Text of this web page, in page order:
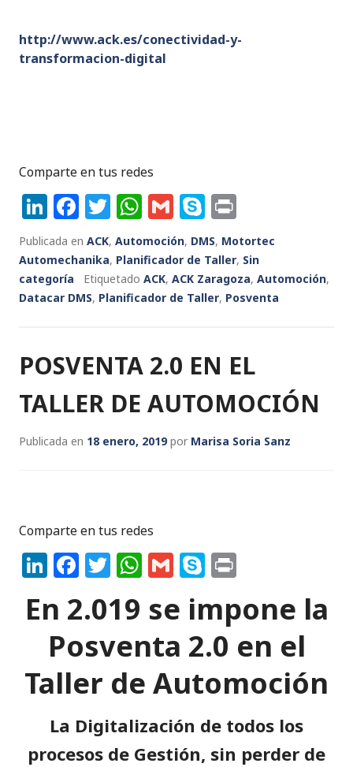
http://www.ack.es/conectividad-y-
transformacion-digital
Comparte en tus redes
Li
n
k
e
dI
F
a
c
e
b
o
k
T
w
it
te
r
W
h
a
ts
A
p
G
m
ai
l
S
k
y
p
e
ri
n
t
Publicada en ACK, Automoción, DMS, Motortec
Automechanika, Planificador de Taller, Sin
categoría
Etiquetado ACK, ACK Zaragoza, Automoción,
Datacar DMS, Planificador de Taller, Posventa
POSVENTA 2.0 EN EL
TALLER DE AUTOMOCIÓN
Publicada en 18 enero, 2019por Marisa Soria Sanz
Comparte en tus redes
Li
k
e
dI
n
F
c
e
b
o
o
k
T
w
it
te
r
W
a
ts
A
p
p
G
m
ai
l
S
y
p
e
n
t
En 2.019 se impone la
Posventa 2.0 en el
Taller de Automoción
La Digitalización de todos los
procesos de Gestión, sin perder de